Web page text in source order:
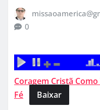
0
Coragem Cristã
Fé
Baixar